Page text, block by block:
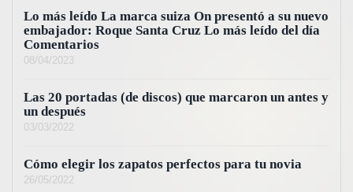
Lo más leído La marca suiza On presentó a su nuevo
embajador: Roque Santa Cruz Lo más leído del día
Comentarios
08/04/2023
Las 20 portadas (de discos) que marcaron un antes y
un después
03/03/2022
Cómo elegir los zapatos perfectos para tu novia
26/05/2022